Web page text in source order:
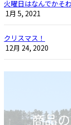
火曜日はなんでかそ
1月 5, 2021
クリスマス！
12月 24, 2020
商品